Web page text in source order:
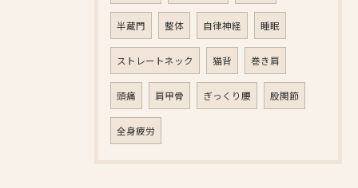
半蔵門 整体 自律神経 睡眠
ストレートネック 猫背 巻き肩
頭痛 肩甲骨 ぎっくり腰 股関節
全身疲労